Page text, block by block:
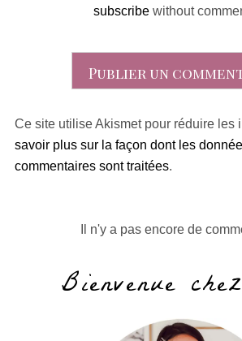
subscribewithout
Ce site utilise Akismet pour réduire les
savoir plus sur la façon dont les
commentaires sont traitées.
Il n'y a pas encore de
Bienvenue